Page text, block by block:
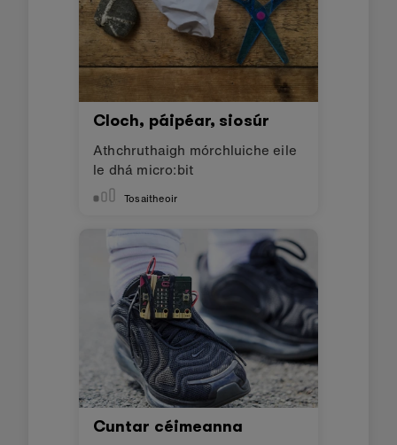
Cloch, páipéar, siosúr
Athchruthaigh mórchluiche eile
le dhá micro:bit
Tosaitheoir
Cuntar céimeanna